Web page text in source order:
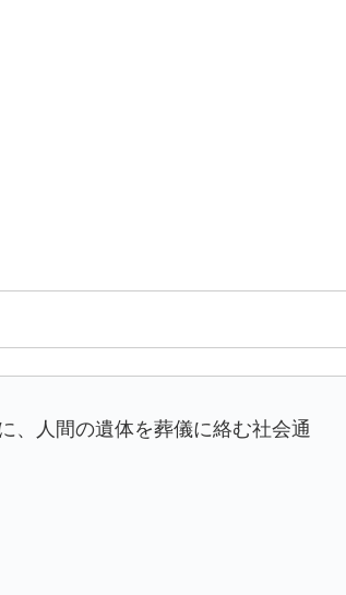
、人間の遺体を葬儀に絡む社会通